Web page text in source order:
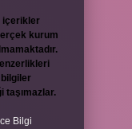
içerikler
kurum
taşımazlar.
Bilgi